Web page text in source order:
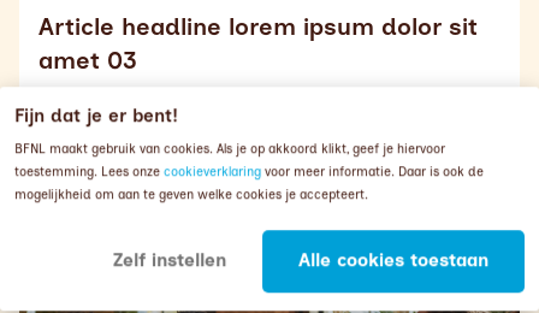
Fijn dat je er bent!
BFNL maakt gebruik van cookies. Als je op akkoord klikt, geef je hiervoor
toestemming. Lees onze cookieverklaring voor meer informatie. Daar is ook de
mogelijkheid om aan te geven welke cookies je accepteert.
Zelf instellen Alle cookies toestaan
Article headline lorem ipsum dolor sit
amet 03
Lees verder